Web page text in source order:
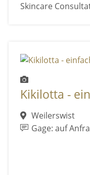
Skincare
Kikilotta -
Weilerswist
Gage: auf